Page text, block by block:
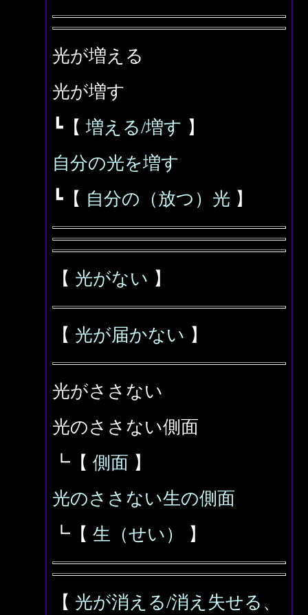
光が増える
光が増す
┗【 増える/増す 】
自分の光を増す
┗【 自分の（放つ）光 】
【 光がない 】
【 光が届かない 】
光がささない
光のささない側面
┗【 側面 】
光のささない生の側面
┗【 生（せい） 】
【 光が消える/消え失せる、